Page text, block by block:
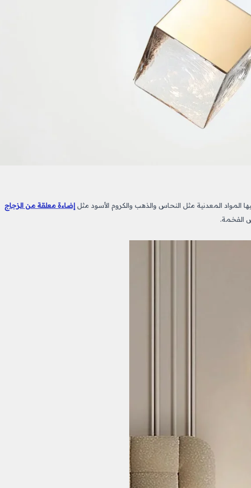
المواد المعدنية مثل النحاس والذهب والكروم الأسود مثل إضاءة معلقة من الزجاج
الفخمة.